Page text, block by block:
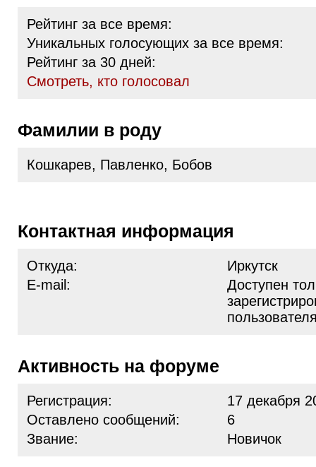
Рейтинг за все время:
Уникальных голосующих за все время:
Рейтинг за 30 дней:
Cмотреть, кто голосовал
Фамилии в роду
Кошкарев, Павленко, Бобов
Контактная информация
Откуда:
Иркутск
E-mail:
Доступен
Активность на форуме
Регистрация:
17 декабря
Оставлено сообщений:
6
Звание:
Новичок